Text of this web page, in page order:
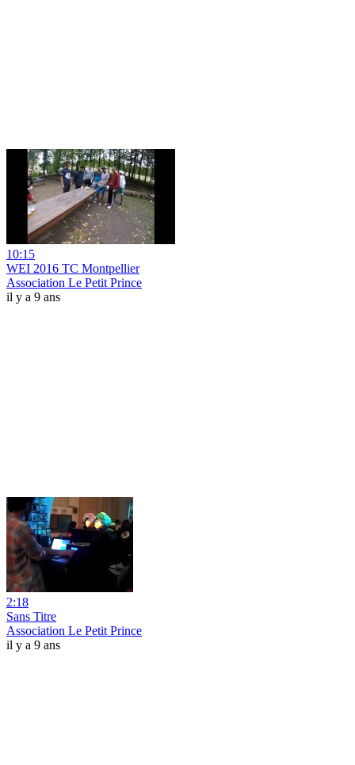
10:15
WEI 2016 TC Montpellier
Association Le Petit Prince
il y a 9 ans
2:18
Sans Titre
Association Le Petit Prince
il y a 9 ans